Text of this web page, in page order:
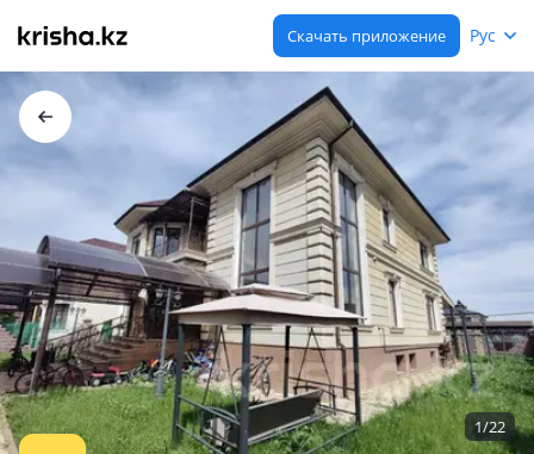
Скачать приложение Рус
1/22